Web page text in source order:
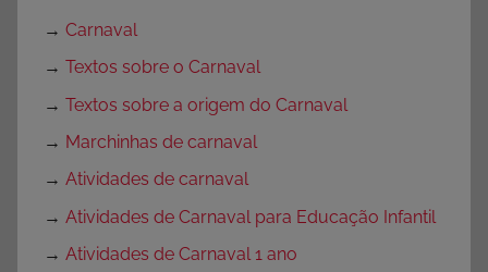
→ Carnaval
→ Textos sobre o Carnaval
→ Textos sobre a origem do Carnaval
→ Marchinhas de carnaval
→ Atividades de carnaval
→ Atividades de Carnaval para Educação Infantil
→ Atividades de Carnaval 1 ano